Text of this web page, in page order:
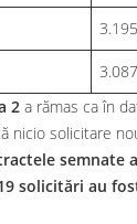
3.195
3.087
2 a rămas ca în
nicio solicitare
semnate
solicitări au